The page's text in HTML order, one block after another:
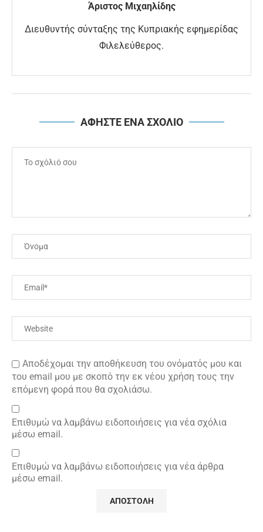
Άριστος Μιχαηλίδης
Διευθυντής σύνταξης της Κυπριακής εφημερίδας
Φιλελεύθερος.
ΑΦΗΣΤΕ ΕΝΑ ΣΧΟΛΙΟ
Αποδέχομαι την αποθήκευση του ονόματός μου και
του email μου με σκοπό την εκ νέου χρήση τους την
επόμενη φορά που θα σχολιάσω.
Επιθυμώ να λαμβάνω ειδοποιήσεις για νέα σχόλια
μέσω email.
Επιθυμώ να λαμβάνω ειδοποιήσεις για νέα άρθρα
μέσω email.